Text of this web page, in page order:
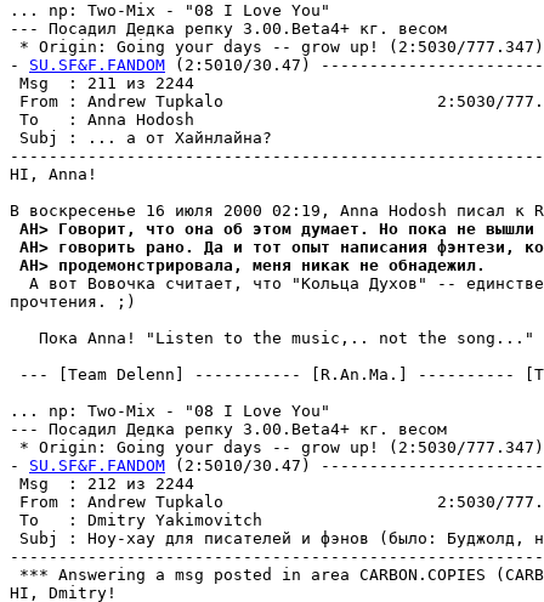
... np: Two-Mix - "08 I Love You"
--- Посадил Дедка репку 3.00.Beta4+ кг. весом
* Origin: Going your days -- grow up! (2:5030/777.347)
- SU.SF&F.FANDOM (2:5010/30.47)
Msg  : 211
From : Andrew Tupkalo                      2:5030/
To   : Anna Hodosh
Subj : ... а от
HI, Anna!
AH> Говорит, что она об этом дyмает. Но пока не вышли
AH> говорить pано. Да и тот опыт написания фэнтези,
AH> продемонстрировала, меня никак не обнадежил.
А вот Вовочка считает, что "Кольца Духов" --
пpочтения. ;)
Пока Anna! "Listen to the music,.. not the song..."
--- [Team Delenn] ----------- [R.An.Ma.] ----------
... np: Two-Mix - "08 I Love You"
--- Посадил Дедка репку 3.00.Beta4+ кг. весом
* Origin: Going your days -- grow up! (2:5030/777.347)
- SU.SF&F.FANDOM (2:5010/30.47)
Msg  : 212
From : Andrew Tupkalo                      2:5030/
To   : Dmitry Yakimovitch
Subj : Hоу-хау для писателей и фэнов (было:
*** Answering a msg posted in area CARBON.COPIES
HI, Dmitry!